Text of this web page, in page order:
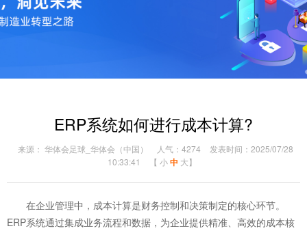
ERP系统如何进行成本计算?
来源： 华体会足球_华体会（中国） 人气：4274
发表时间：2025/07/28
10:33:41
【 小 中 大】
在企业管理中，成本计算是财务控制和决策制定的核心环节。
ERP系统通过集成业务流程和数据，为企业提供精准、高效的成本核